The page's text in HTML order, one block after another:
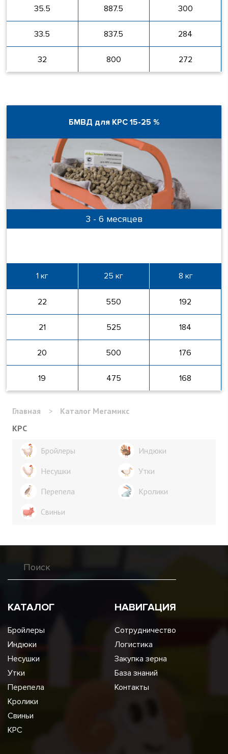
35.5
33.5
32
887.5
837.5
800
300
284
272
БМВД для КРС 15-25 %
3 - 6 месяцев
1 кг
22
21
20
19
25 кг
550
525
500
475
8 кг
192
184
176
168
Главная >
Каталог Мегамикс
КРС
Бройлеры
Индюки
Несушки
Утки
Перепела
Кролики
Свиньи
КАТАЛОГ
Бройлеры
Индюки
Несушки
Утки
Перепела
Кролики
Свиньи
КРС
НАВИГАЦИЯ
Сотрудничество
Логистика
Закупка зерна
База знаний
Контакты